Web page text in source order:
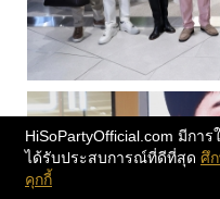
HiSoPartyOfficial.com มีกา
ได้รับประสบการณ์ที่ดีที่สุด ศึ
คุกกี้